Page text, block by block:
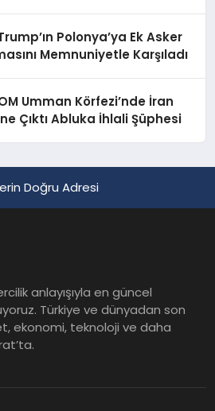
Polonya’ya Ek Asker
Memnuniyetle Karşıladı
Umman Körfezi’nde İran
Çıktı Abluka İhlali Şüphesi
Doğru Adresi
anlayışıyla en güncel
Türkiye ve dünyadan son
ekonomi, teknoloji ve daha